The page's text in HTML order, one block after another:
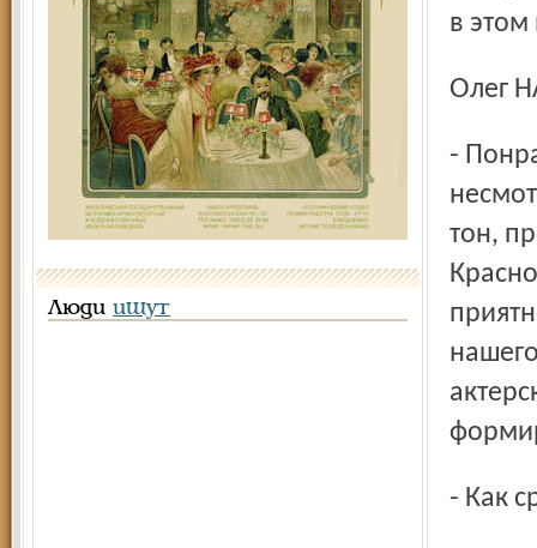
Люди ищут
в этом
Олег
- Понравилась моя родная школа - Щукинское училище. И
тон,
- Как